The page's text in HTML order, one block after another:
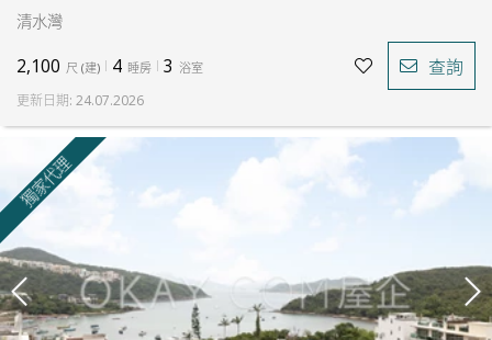
清水灣
2,100 尺 (建) 4 睡房 3 浴室 查詢
更新日期: 24.07.2026
獨家代理